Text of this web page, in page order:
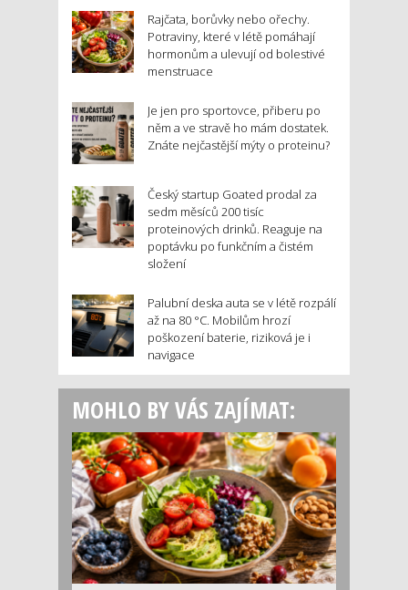
Rajčata, borůvky nebo ořechy.
Potraviny, které v létě pomáhají
hormonům a ulevují od bolestivé
menstruace
Je jen pro sportovce, přiberu po
něm a ve stravě ho mám dostatek.
Znáte nejčastější mýty o proteinu?
Český startup Goated prodal za
sedm měsíců 200 tisíc
proteinových drinků. Reaguje na
poptávku po funkčním a čistém
složení
Palubní deska auta se v létě rozpálí
až na 80 °C. Mobilům hrozí
poškození baterie, riziková je i
navigace
MOHLO BY VÁS ZAJÍMAT: